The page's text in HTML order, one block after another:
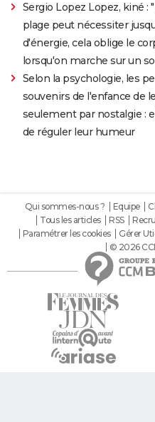
Sergio Lopez Lopez, kiné :
plage peut nécessiter
d'énergie, cela oblige le
lorsqu'on marche sur un
Selon la psychologie, les
souvenirs de l'enfance de
seulement par nostalgie :
de réguler leur humeur
Qui sommes-nous ? Equipe
Tous les articles
RSS
Paramétrer les cookies
Gérer
© 2026